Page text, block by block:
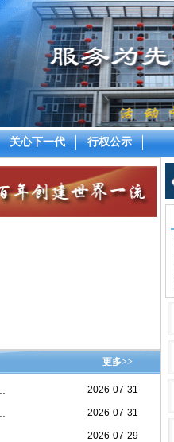
关心下一代 行权公示
更多>>
2026-07-31
2026-07-31
2026-07-29